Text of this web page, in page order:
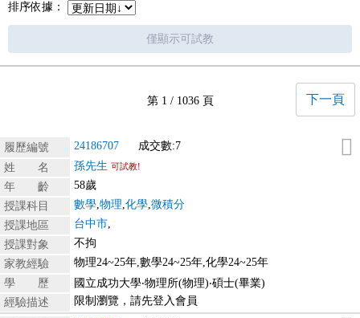
排序依據：
僅顯示可試教
第 1 / 1036 頁 下一頁
履歷編號 24186707
成交數:7
姓 名
孫先生 可試教!
年 齡
58歲
授課科目
數學,物理,化學,微積分
授課地區
台中市,
授課對象
不拘
家教經驗
物理24~25年,數學24~25年,化學24~25年
學 歷
國立成功大學‧物理所(物理)‧碩士(畢業)
經驗描述
限制瀏覽，請先登入會員